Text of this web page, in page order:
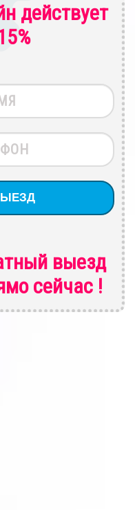
действует
выезд
сейчас !